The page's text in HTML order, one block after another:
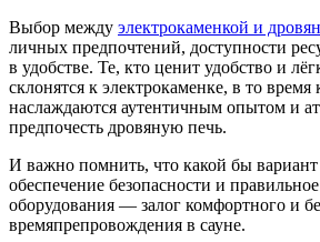
Выбор между электрокаменкой и
личных предпочтений, доступности
в удобстве. Те, кто ценит удобство и
склонятся к электрокаменке, в то время
наслаждаются аутентичным опытом и
предпочесть дровяную печь.
И важно помнить, что какой бы
обеспечение безопасности и
оборудования — залог комфортного и
времяпрепровождения в сауне.